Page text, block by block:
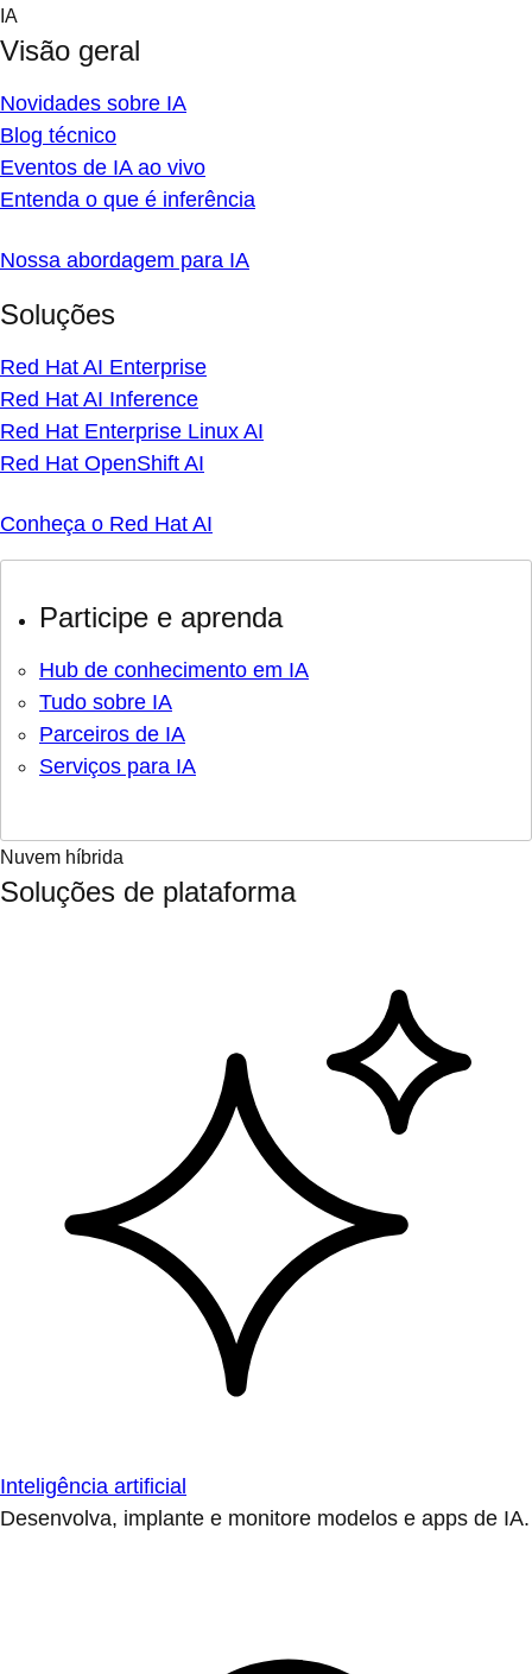
Skip
content
IA
Visão geral
Novidades sobre IA
Blog técnico
Eventos de IA ao vivo
Entenda o que é inferência
Nossa abordagem para IA
Soluções
Red Hat AI Enterprise
Red Hat AI Inference
Red Hat Enterprise Linux AI
Red Hat OpenShift AI
Conheça o Red Hat AI
Participe e aprenda
Hub de conhecimento em IA
Tudo sobre IA
Parceiros de IA
Serviços para IA
Nuvem híbrida
Soluções de plataforma
Inteligência artificial
Desenvolva, implante e monitore modelos e apps de IA.